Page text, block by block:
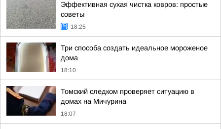
Эффективная сухая чистка ковров: простые
советы
18:25
Три способа создать идеальное мороженое
дома
18:10
Томский следком проверяет ситуацию в
домах на Мичурина
18:07